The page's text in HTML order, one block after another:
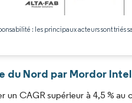
: les principaux acteurs sont triés
du Nord par Mordor
CAGR supérieur à 4,5 % au